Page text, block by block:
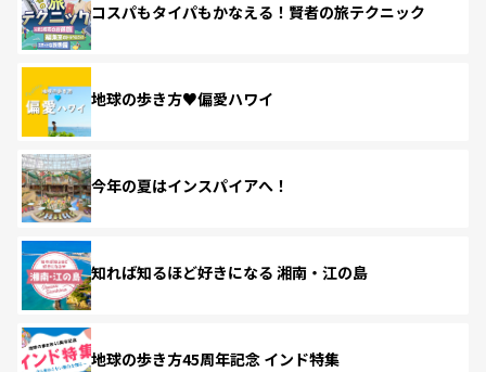
コスパもタイパもかなえる！賢者の旅テクニック
地球の歩き方♥偏愛ハワイ
今年の夏はインスパイアへ！
知れば知るほど好きになる 湘南・江の島
地球の歩き方45周年記念 インド特集